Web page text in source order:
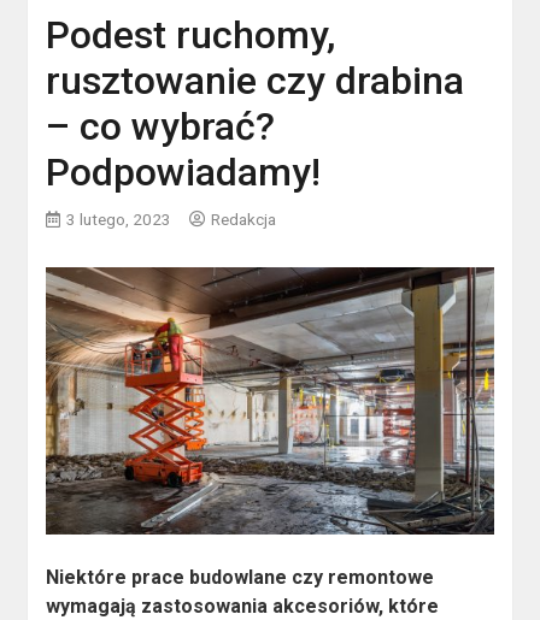
Podest ruchomy,
rusztowanie czy drabina
– co wybrać?
Podpowiadamy!
3 lutego, 2023 Redakcja
Niektóre prace budowlane czy remontowe
wymagają zastosowania akcesoriów, które